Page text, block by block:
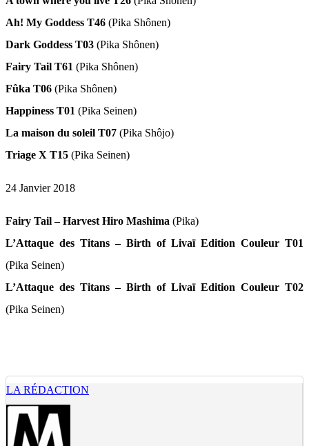
Ah! My Goddess T46 (Pika Shônen)
Dark Goddess T03 (Pika Shônen)
Fairy Tail T61 (Pika Shônen)
Fûka T06 (Pika Shônen)
Happiness T01 (Pika Seinen)
La maison du soleil T07 (Pika Shôjo)
Triage X T15 (Pika Seinen)
24 Janvier 2018
Fairy Tail – Harvest Hiro Mashima (Pika)
L’Attaque des Titans – Birth of Livaï Edition Couleur T01
(Pika Seinen)
L’Attaque des Titans – Birth of Livaï Edition Couleur T02
(Pika Seinen)
LA RÉDACTION